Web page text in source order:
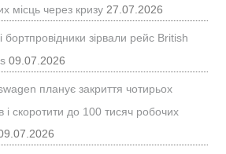
місць через кризу 27.07.2026
бортпровідники зірвали рейс British
09.07.2026
планує закриття чотирьох
і скоротити до 100 тисяч робочих